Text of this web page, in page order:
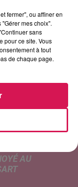
ET RISQUE
CE LUNDI EN
typiquement estival
concerne nos
lundi 3 août. Entre
élevées
orageuses...
AU
fermer", ou affiner en
mes choix".
sans
pour ce site. Vous
à tout
de chaque page.